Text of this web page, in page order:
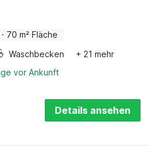
· 70 m² Fläche
Waschbecken
+ 21 mehr
vor Ankunft
Details ansehen